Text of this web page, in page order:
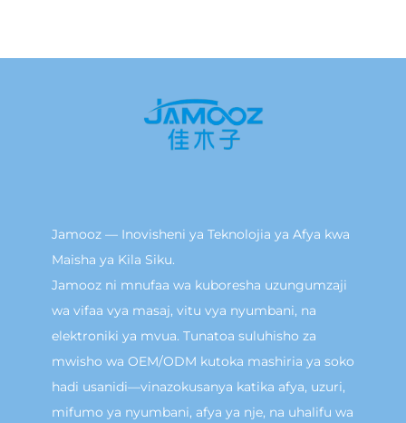
Jamooz — Inovisheni ya Teknolojia ya Afya kwa
Maisha ya Kila Siku.
Jamooz ni mnufaa wa kuboresha uzungumzaji
wa vifaa vya masaj, vitu vya nyumbani, na
elektroniki ya mvua. Tunatoa suluhisho za
mwisho wa OEM/ODM kutoka mashiria ya soko
hadi usanidi—vinazokusanya katika afya, uzuri,
mifumo ya nyumbani, afya ya nje, na uhalifu wa